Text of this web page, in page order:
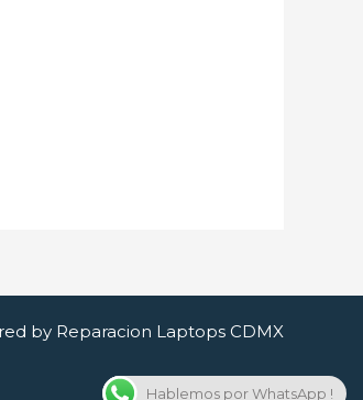
by Reparacion Laptops CDMX
Hablemos por WhatsApp !